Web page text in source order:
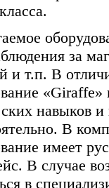
за
и т.п. В
«Giraffe»
навыков
В
имеет
В случае
в